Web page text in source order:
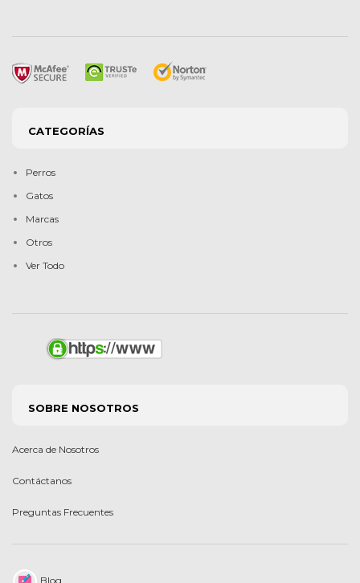
CATEGORÍAS
Perros
Gatos
Marcas
Otros
Ver Todo
SOBRE NOSOTROS
Acerca de Nosotros
Contáctanos
Preguntas Frecuentes
Blog